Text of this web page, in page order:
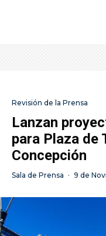
Revisión de la Prensa
Lanzan
para Plaza de
Concepción
Sala de Prensa · 9 de